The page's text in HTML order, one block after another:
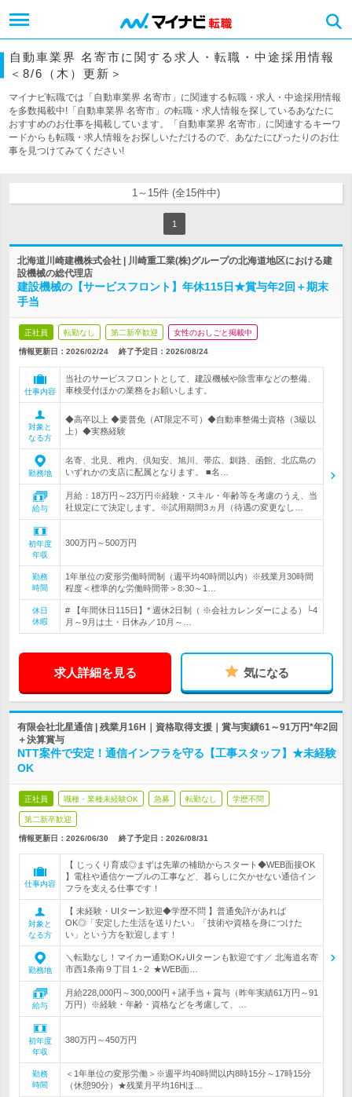
自動車業界 名寄市に関する求人・転職・中途採用情報
＜8/6（木）更新＞
マイナビ転職では「自動車業界 名寄市」に関連する転職・求人・中途採用情報
を多数掲載中!「自動車業界 名寄市」の転職・求人情報を探しているあなたに
おすすめのお仕事を掲載しています。「自動車業界 名寄市」に関連するキーワ
ードからも転職・求人情報をお探しいただけるので、あなたにぴったりのお仕
事を見つけてみてください!
1～15件 (全15件中)
1
北海道川崎建機株式会社 | 川崎重工業(株)グループの北海道地区における建
設機械の総代理店
建設機械の【サービスフロント】年休115日★賞与年2回＋期末
手当
正社員 転勤なし 第二新卒歓迎 女性のおしごと掲載中
情報更新日：2026/02/24 終了予定日： 2026/08/24
仕事内容
当社のサービスフロントとして、建設機械や除雪車などの整備、
車検受付ほかの業務をお願いします。
対象と
なる方
◆高卒以上 ◆要普免（AT限定不可）◆自動車整備士資格（3級以
上）◆実務経験
勤務地
名寄、北見、稚内、倶知安、旭川、帯広、釧路、函館、北広島の
いずれかの支店に配属となります。 ■名…
給与
月給：18万円～23万円※経験・スキル・年齢等を考慮のうえ、当
社規定にて決定します。※試用期間3ヵ月（待遇の変更なし…
初年度
年収
300万円～500万円
勤務
時間
1年単位の変形労働時間制（週平均40時間以内）※残業月30時間
程度＜標準的な労働時間帯＞8:30～1…
休日
休暇
# 【年間休日115日】* 週休2日制（ ※会社カレンダーによる）└4
月～9月は土・日休み／10月～…
求人詳細を見る 気になる
有限会社北星通信 | 残業月16H｜資格取得支援｜賞与実績61～91万円*年2回
＋決算賞与
NTT案件で安定！通信インフラを守る【工事スタッフ】★未経験
OK
正社員 職種・業種未経験OK 急募 転勤なし 学歴不問
第二新卒歓迎
情報更新日：2026/06/30 終了予定日： 2026/08/31
仕事内容
【 じっくり育成◎まずは先輩の補助からスタート◆WEB面接OK
】電柱や通信ケーブルの工事など、暮らしに欠かせない通信イン
フラを支える仕事です！
対象と
なる方
【 未経験・UIターン歓迎◆学歴不問 】普通免許があれば
OK◎「安定した生活を送りたい」「技術や資格を身につけた
い」という方を歓迎します！
勤務地
＼転勤なし！マイカー通勤OK♪UIターンも歓迎です／ 北海道名寄
市西1条南９丁目１-２ ★WEB面…
給与
月給228,000円～300,000円＋諸手当＋賞与（昨年実績61万円～91
万円）※経験・年齢・資格などを考慮して、…
初年度
年収
380万円～450万円
勤務
時間
＜1年単位の変形労働＞※週平均40時間以内8時15分～17時15分
（休憩90分）★残業月平均16Hほ…